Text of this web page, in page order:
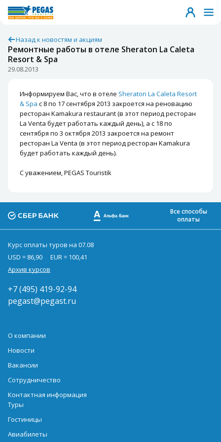
Назад к новостям и акциям
Ремонтные работы в отеле Sheraton La Caleta
Resort & Spa
29.08.2013
Информируем Вас, что в отеле Sheraton La Caleta Resort
& Spa с 8 по 17 сентября 2013 закроется на реновацию
ресторан Kamakura restaurant (в этот период ресторан
La Venta будет работать каждый день), а с 18 по
сентября по 3 октября 2013 закроется на ремонт
ресторан La Venta (в этот период ресторан Kamakura
будет работать каждый день).
С уважением, PEGAS Touristik
Все способы
оплаты
Курс оплаты туров на 07.08
USD = 86,90
EUR = 100,41
Архив курсов
+7 (495) 419-92-94
pegast@pegast.ru
О компании
Новости
Вакансии
Сотрудничество
Контактная информация
Туры
Гостиницы
Авиабилеты